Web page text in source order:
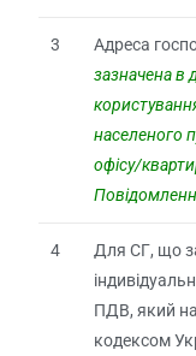
3 Адреса
зазначена в
населеного
офісу/
4
Для СГ, що
ПДВ, який
кодексом